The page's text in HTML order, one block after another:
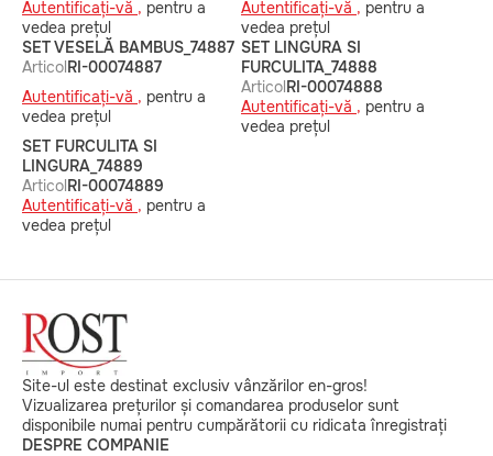
Autentificați-vă , pentru a
vedea prețul
Autentificați-vă , pentru a
vedea prețul
SET VESELĂ BAMBUS_74887
ArticolRI-00074887
Autentificați-vă , pentru a
vedea prețul
SET LINGURA SI
FURCULITA_74888
ArticolRI-00074888
Autentificați-vă , pentru a
vedea prețul
SET FURCULITA SI
LINGURA_74889
ArticolRI-00074889
Autentificați-vă , pentru a
vedea prețul
Site-ul este destinat exclusiv vânzărilor en-gros!
Vizualizarea prețurilor și comandarea produselor sunt
disponibile numai pentru cumpărătorii cu ridicata înregistrați
DESPRE COMPANIE